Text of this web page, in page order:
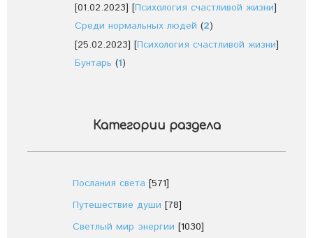
[01.02.2023] [Психология счастливой жизни]
Среди нормальных людей (2)
[25.02.2023] [Психология счастливой жизни]
Бунтарь (1)
Категории раздела
Послания света [571]
Путешествие души [78]
Светлый мир энергии [1030]